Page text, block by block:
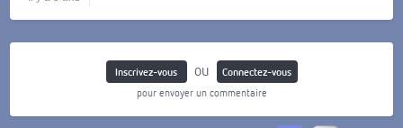
Inscrivez-vous ou
Connectez-vous
pour envoyer un commentaire